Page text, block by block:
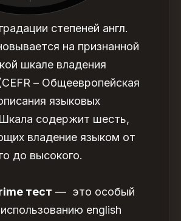
степеней англ.
на признанной
шкале владения
– Общеевропейская
языковых
содержит шесть,
владение языком от
до высокого.
тест — это особый
english